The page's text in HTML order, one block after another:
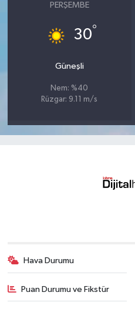
PERŞEMBE
30°
Güneşli
Nem: %40
Rüzgar: 9.11 m/s
Hava Durumu
Puan Durumu ve Fikstür